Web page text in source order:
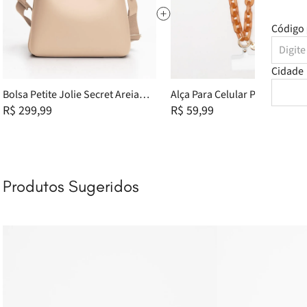
Cidade
Bolsa Petite Jolie Secret Areia
PJ11426
R$ 299,99
Alça Para Celular Petite Jolie
Doce De Leite PJ20331
R$ 59,99
Produtos Sugeridos